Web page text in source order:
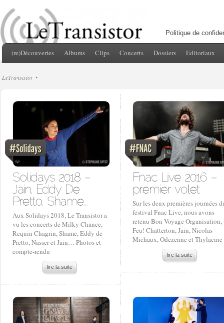
Politique de
(re)Découvertes Albums Clips Concerts Dossiers Editoriaux
LeTransistor
Aux Solidays 2018, Le Transistor a
vu les concerts de Milky Chance,
Requin Chagrin, Shame, Eddy de
Pretto, Nasser et Jain… Photos et
compte-rendu
lire la suite
Sur les deux premières journées
festival Fnac Live, nous avons
retenu Bon Voyage Organisation,
Feu! Chatterton, Jain, Nicolas
Michaux, Odezenne et Thylacine
lire la suite